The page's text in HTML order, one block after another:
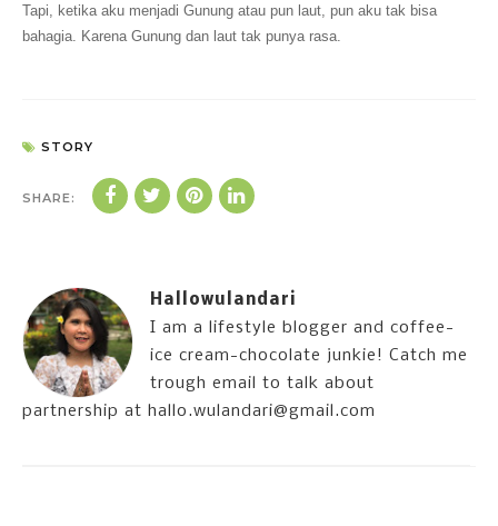
Tapi, ketika aku menjadi Gunung atau pun laut, pun aku tak bisa
bahagia. Karena Gunung dan laut tak punya rasa.
STORY
SHARE:
Hallowulandari
I am a lifestyle blogger and coffee-
ice cream-chocolate junkie! Catch me
trough email to talk about
partnership at hallo.wulandari@gmail.com